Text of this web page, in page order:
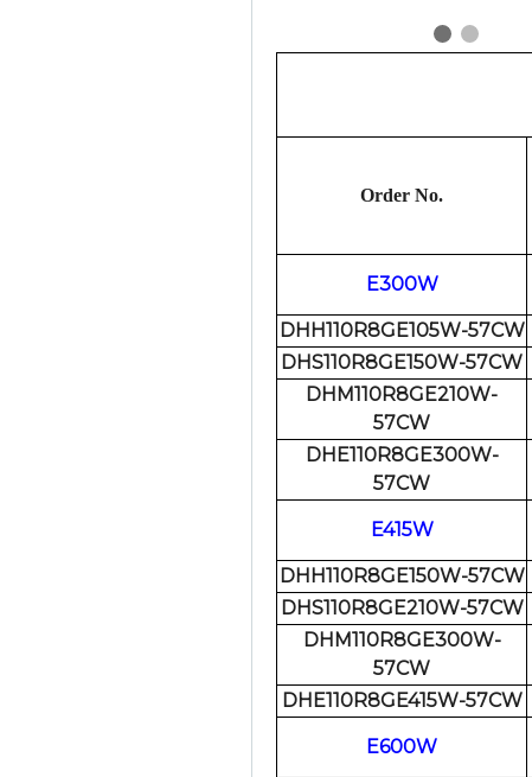
Order No.
E300W
DHH110R8GE105W-57CW
DHS110R8GE150W-57CW
DHM110R8GE210W-
57CW
DHE110R8GE300W-
57CW
E415W
DHH110R8GE150W-57CW
DHS110R8GE210W-57CW
DHM110R8GE300W-
57CW
DHE110R8GE415W-57CW
E600W